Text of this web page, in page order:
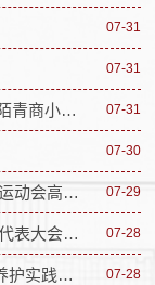
07-31
07-31
田野思政淬初心 专业实干促振兴 我校“阡陌青商小分队”赴小岗村开展社会实践活动 07-31
07-30
捷报频传！校健美操队在安徽省第十六届运动会高校部健美操比赛中斩获佳绩 07-29
中共滁州城市职业学院第二届第二次党员代表大会胜利召开 07-28
我校“义齿宣教志愿服务队”开展老年义齿养护实践活动 07-28